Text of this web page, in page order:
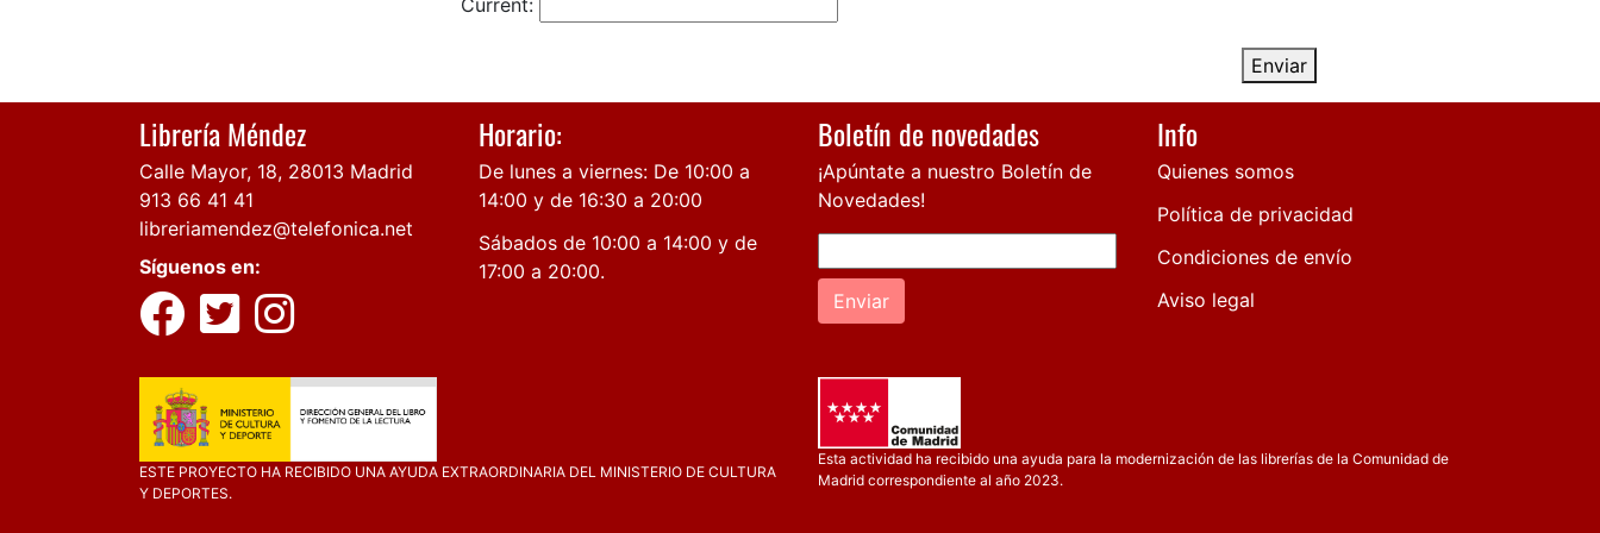
Current:
Enviar
Librería Méndez
Calle Mayor, 18, 28013 Madrid
913 66 41 41
libreriamendez@telefonica.net
Síguenos en:
Horario:
De lunes a viernes: De 10:00 a
14:00 y de 16:30 a 20:00
Sábados de 10:00 a 14:00 y de
17:00 a 20:00.
Boletín de novedades
¡Apúntate a nuestro Boletín de
Novedades!
Enviar
Info
Quienes somos
Política de privacidad
Condiciones de envío
Aviso legal
ESTE PROYECTO HA RECIBIDO UNA AYUDA EXTRAORDINARIA DEL MINISTERIO DE CULTURA
Y DEPORTES.
Esta actividad ha recibido una ayuda para la modernización de las librerías de la Comunidad de
Madrid correspondiente al año 2023.